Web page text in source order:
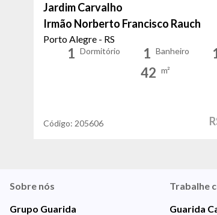
Jardim Carvalho
Irmão Norberto Francisco Rauch
Porto Alegre - RS
1 Dormitório 1 Banheiro
42 m²
Código: 205606
Sobre nós
Grupo Guarida
Trabalhe
Guarida